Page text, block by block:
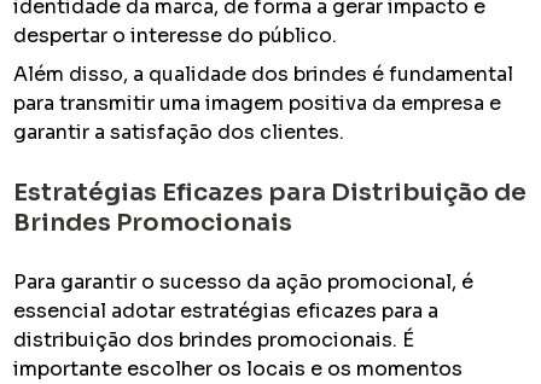
identidade da marca, de forma a gerar impacto e
despertar o interesse do público.
Além disso, a qualidade dos brindes é fundamental
para transmitir uma imagem positiva da empresa e
garantir a satisfação dos clientes.
Estratégias Eficazes para Distribuição de
Brindes Promocionais
Para garantir o sucesso da ação promocional, é
essencial adotar estratégias eficazes para a
distribuição dos brindes promocionais. É
importante escolher os locais e os momentos